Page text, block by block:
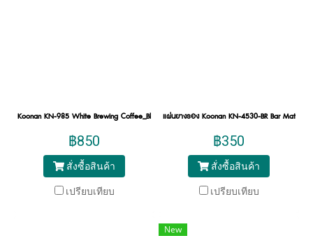
Koonan KN-985 White Brewing Coffee_Black Brewing Coffee Stand
฿850
สั่งซื้อสินค้า
เปรียบเทียบ
แผ่นยางรอง Koonan KN-4530-BR Bar Mat
฿350
สั่งซื้อสินค้า
เปรียบเทียบ
New